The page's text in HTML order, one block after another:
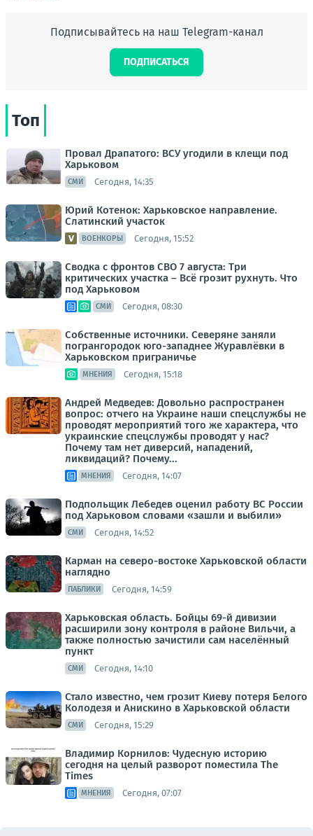
Подписывайтесь на наш Telegram-канал
ПОДПИСАТЬСЯ
Топ
Провал Драпатого: ВСУ угодили в клещи под
Харьковом
СМИ Сегодня, 14:35
Юрий Котенок: Харьковское направление.
Слатинский участок
ВОЕНКОРЫ Сегодня, 15:52
Сводка с фронтов СВО 7 августа: Три
критических участка – Всё грозит рухнуть. Что
под Харьковом
СМИ Сегодня, 08:30
Собственные источники. Северяне заняли
погрангородок юго-западнее Журавлёвки в
Харьковском приграничье
МНЕНИЯ Сегодня, 15:18
Андрей Медведев: Довольно распространен
вопрос: отчего на Украине наши спецслужбы не
проводят мероприятий того же характера, что
украинские спецслужбы проводят у нас?
Почему там нет диверсий, нападений,
ликвидаций? Почему...
МНЕНИЯ Сегодня, 14:07
Подпольщик Лебедев оценил работу ВС России
под Харьковом словами «зашли и выбили»
СМИ Сегодня, 14:52
Карман на северо-востоке Харьковской области
наглядно
ПАБЛИКИ Сегодня, 14:59
Харьковская область. Бойцы 69-й дивизии
расширили зону контроля в районе Вильчи, а
также полностью зачистили сам населённый
пункт
СМИ Сегодня, 14:10
Стало известно, чем грозит Киеву потеря Белого
Колодезя и Анискино в Харьковской области
СМИ Сегодня, 15:29
Владимир Корнилов: Чудесную историю
сегодня на целый разворот поместила The
Times
МНЕНИЯ Сегодня, 07:07